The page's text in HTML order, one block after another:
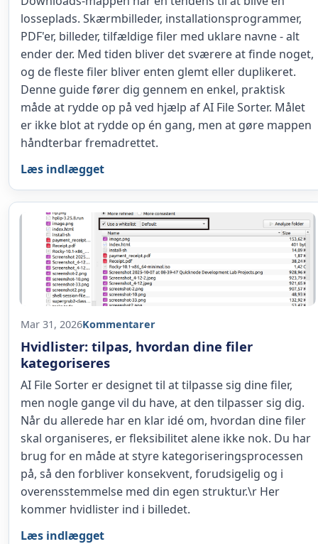
losseplads. Skærmbilleder, installationsprogrammer,
PDF'er, billeder, tilfældige filer med uklare navne - alt
ender der. Med tiden bliver det sværere at finde noget,
og de fleste filer bliver enten glemt eller duplikeret.
Denne guide fører dig gennem en enkel, praktisk
måde at rydde op på ved hjælp af AI File Sorter. Målet
er ikke blot at rydde op én gang, men at gøre mappen
håndterbar fremadrettet.
Læs indlægget
Mar 31, 2026Kommentarer
Hvidlister: tilpas, hvordan dine filer
kategoriseres
AI File Sorter er designet til at tilpasse sig dine filer,
men nogle gange vil du have, at den tilpasser sig dig.
Når du allerede har en klar idé om, hvordan dine filer
skal organiseres, er fleksibilitet alene ikke nok. Du har
brug for en måde at styre kategoriseringsprocessen
på, så den forbliver konsekvent, forudsigelig og i
overensstemmelse med din egen struktur.\r Her
kommer hvidlister ind i billedet.
Læs indlægget